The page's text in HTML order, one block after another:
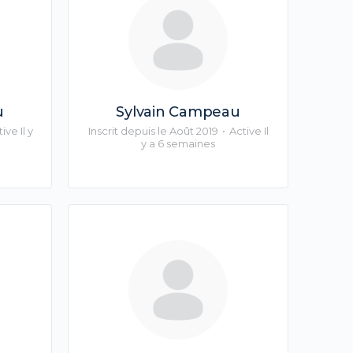
Il y
Sylvain Campeau
Inscrit depuis le Août 2019 • Active Il
y a 6 semaines